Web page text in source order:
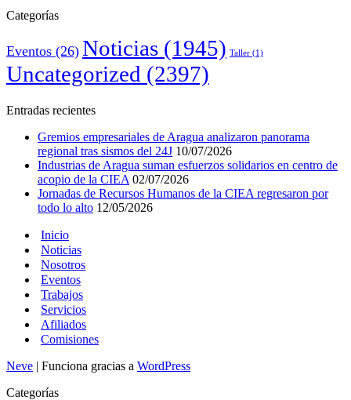
Categorías
Eventos (26) Noticias (1945) Taller (1)
Uncategorized (2397)
Entradas recientes
Gremios empresariales de Aragua analizaron panorama
regional tras sismos del 24J 10/07/2026
Industrias de Aragua suman esfuerzos solidarios en centro de
acopio de la CIEA 02/07/2026
Jornadas de Recursos Humanos de la CIEA regresaron por
todo lo alto 12/05/2026
Inicio
Noticias
Nosotros
Eventos
Trabajos
Servicios
Afiliados
Comisiones
Neve | Funciona gracias a WordPress
Categorías